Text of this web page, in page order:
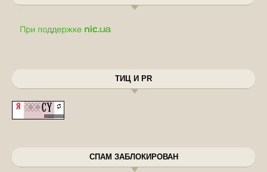
ТИЦ И PR
СПАМ ЗАБЛОКИРОВАН